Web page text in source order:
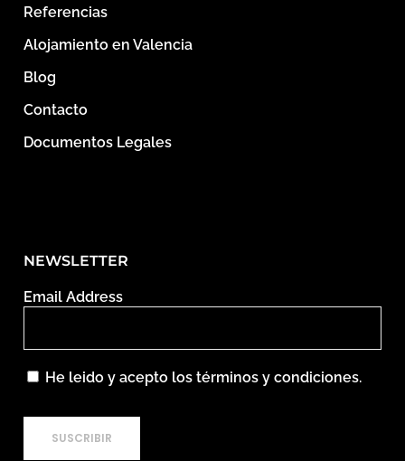
Referencias
Alojamiento en Valencia
Blog
Contacto
Documentos Legales
NEWSLETTER
Email Address
He leido y acepto los términos y condiciones.